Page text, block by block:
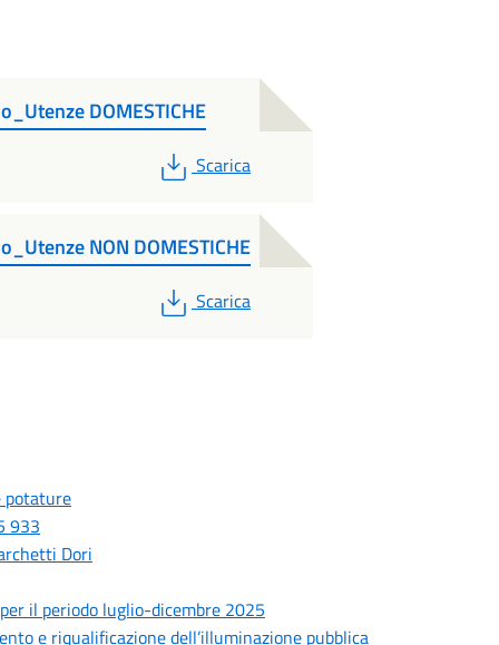
DOMESTICHE
PDF
Scarica
NON DOMESTICHE
PDF
Scarica
potature
933
Dori
il periodo luglio-dicembre 2025
e riqualificazione dell’illuminazione pubblica